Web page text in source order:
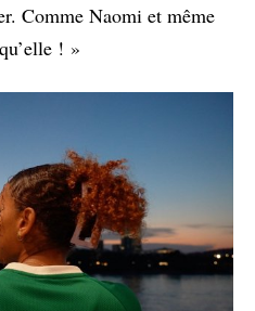
Comme Naomi et même
! »